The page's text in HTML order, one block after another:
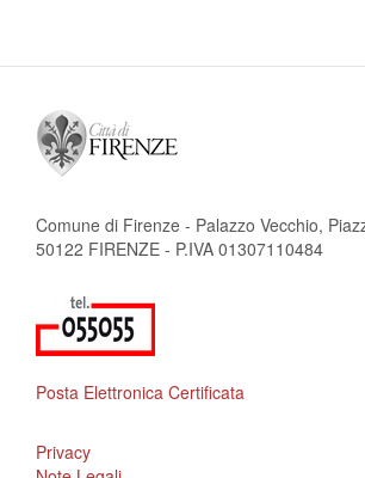
Comune di Firenze - Palazzo Vecchio,
50122 FIRENZE - P.IVA 01307110484
Posta Elettronica Certificata
Privacy